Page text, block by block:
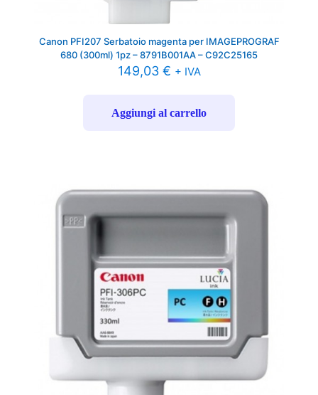
Canon PFI207 Serbatoio magenta per IMAGEPROGRAF
680 (300ml) 1pz – 8791B001AA – C92C25165
149,03 € + IVA
Aggiungi al carrello